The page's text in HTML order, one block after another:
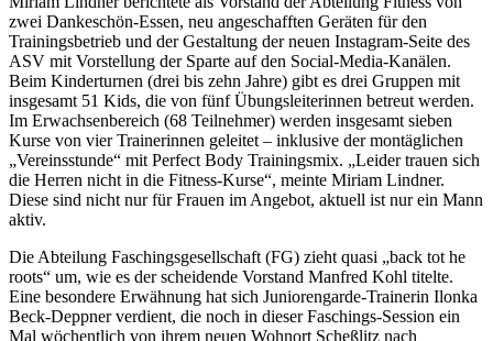
zwei Dankeschön-Essen, neu angeschafften Geräten für den
Trainingsbetrieb und der Gestaltung der neuen Instagram-Seite des
ASV mit Vorstellung der Sparte auf den Social-Media-Kanälen.
Beim Kinderturnen (drei bis zehn Jahre) gibt es drei Gruppen mit
insgesamt 51 Kids, die von fünf Übungsleiterinnen betreut werden.
Im Erwachsenbereich (68 Teilnehmer) werden insgesamt sieben
Kurse von vier Trainerinnen geleitet – inklusive der montäglichen
„Vereinsstunde“ mit Perfect Body Trainingsmix. „Leider trauen sich
die Herren nicht in die Fitness-Kurse“, meinte Miriam Lindner.
Diese sind nicht nur für Frauen im Angebot, aktuell ist nur ein Mann
aktiv.
Die Abteilung Faschingsgesellschaft (FG) zieht quasi „back tot he
roots“ um, wie es der scheidende Vorstand Manfred Kohl titelte.
Eine besondere Erwähnung hat sich Juniorengarde-Trainerin Ilonka
Beck-Deppner verdient, die noch in dieser Faschings-Session ein
Mal wöchentlich von ihrem neuen Wohnort Scheßlitz nach